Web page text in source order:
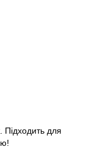
Підходить для